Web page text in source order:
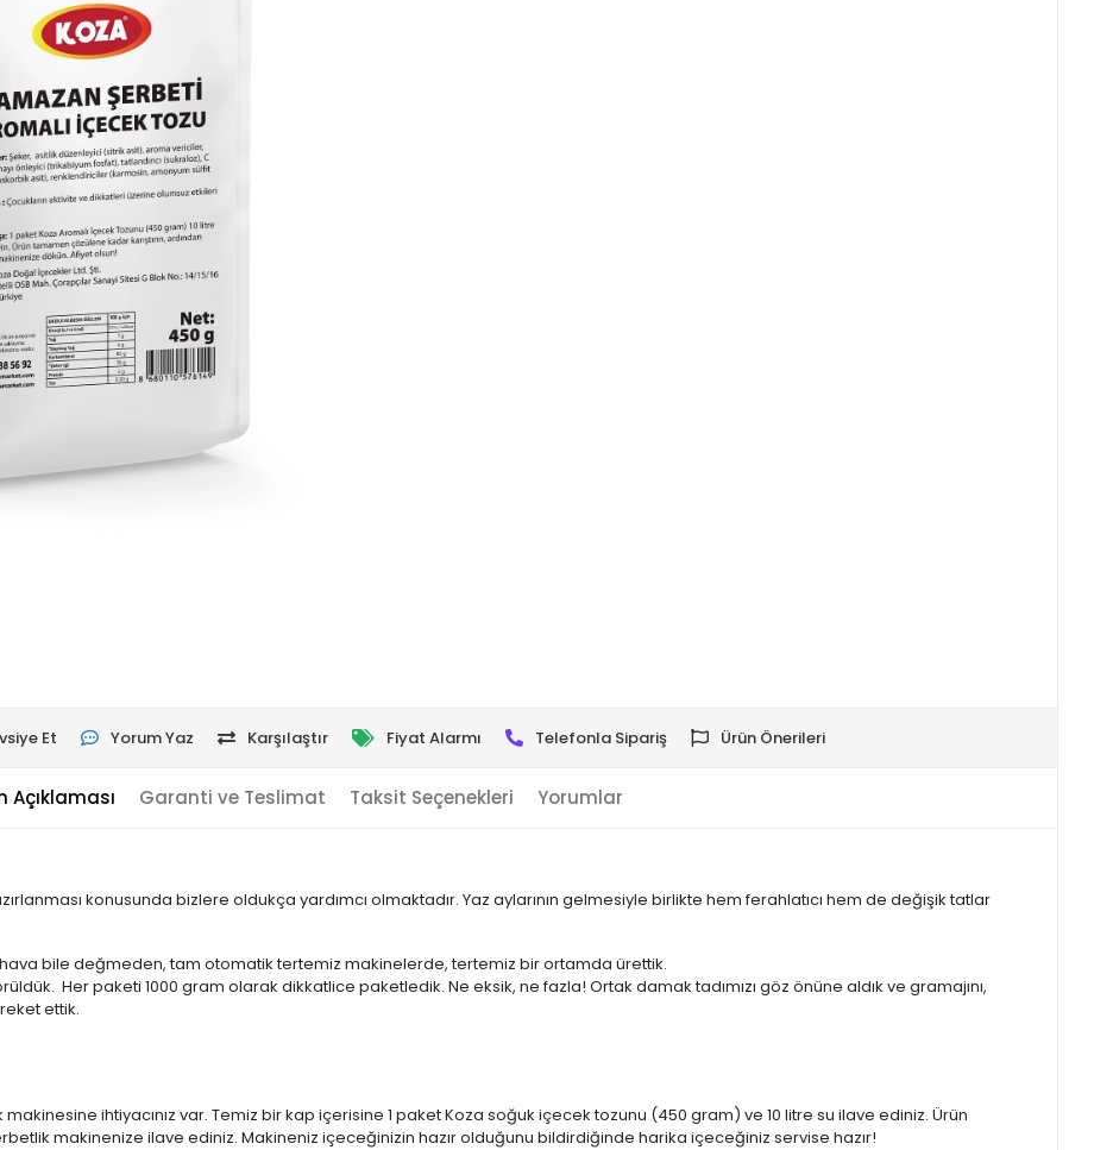
Et Yorum Yaz Karşılaştır Fiyat Alarmı Telefonla Sipariş Ürün Önerileri
Açıklaması Garanti ve Teslimat Taksit Seçenekleri Yorumlar
konusunda bizlere oldukça yardımcı olmaktadır. Yaz aylarının gelmesiyle birlikte hem ferahlatıcı hem de değişik tatlar
bile değmeden, tam otomatik tertemiz makinelerde, tertemiz bir ortamda ürettik.
Her paketi 1000 gram olarak dikkatlice paketledik. Ne eksik, ne fazla! Ortak damak tadımızı göz önüne aldık ve gramajını,
ettik.
ihtiyacınız var. Temiz bir kap içerisine 1 paket Koza soğuk içecek tozunu (450 gram) ve 10 litre su ilave ediniz. Ürün
makinenize ilave ediniz. Makineniz içeceğinizin hazır olduğunu bildirdiğinde harika içeceğiniz servise hazır!